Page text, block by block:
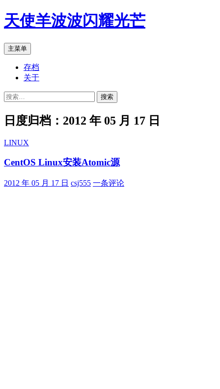
跳
至
文
天使羊波波闪耀光芒
搜
索
主菜单
存档
关于
搜
日度归档：2012 年 05 月 17 日
LINUX
CentOS Linux安装Atomic源
2012 年 05 月 17 日 csj555 一条评论